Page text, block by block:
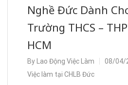
Nghề Đức Dành
Trường THCS –
HCM
By Lao Động Việc Làm
08/04/
Việc làm tại CHLB Đức